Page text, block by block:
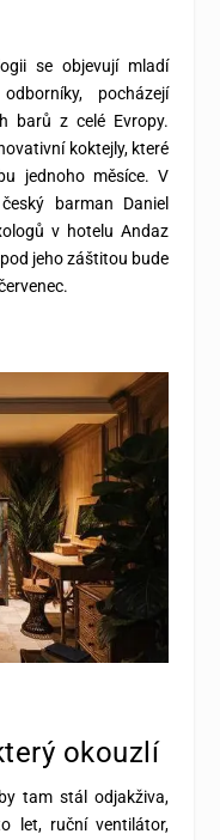
se objevují mladí
pocházejí
barů z celé Evropy.
koktejly, které
jednoho měsíce. V
barman
Daniel
v hotelu Andaz
jeho záštitou bude
okouzlí
tam stál odjakživa,
let, ruční ventilátor,